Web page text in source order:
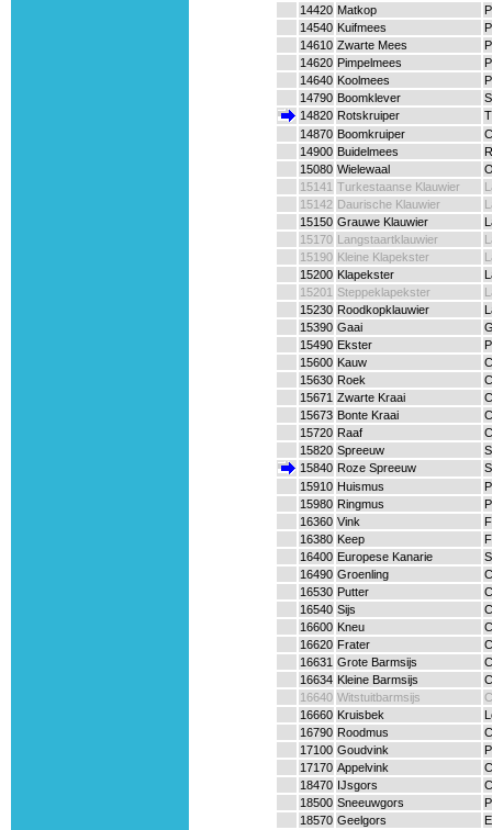
14420 Matkop
14540 Kuifmees
14610 Zwarte Mees
14620 Pimpelmees
14640 Koolmees
14790 Boomklever
14820 Rotskruiper
14870 Boomkruiper
14900 Buidelmees
15080 Wielewaal
15141 Turkestaanse Klauwier
15142 Daurische Klauwier
15150 Grauwe Klauwier
15170 Langstaartklauwier
15190 Kleine Klapekster
15200 Klapekster
15201 Steppeklapekster
15230 Roodkopklauwier
15390 Gaai
15490 Ekster
15600 Kauw
15630 Roek
15671 Zwarte Kraai
15673 Bonte Kraai
15720 Raaf
15820 Spreeuw
15840 Roze Spreeuw
15910 Huismus
15980 Ringmus
16360 Vink
16380 Keep
16400 Europese Kanarie
16490 Groenling
16530 Putter
16540 Sijs
16600 Kneu
16620 Frater
16631 Grote Barmsijs
16634 Kleine Barmsijs
16640 Witstuitbarmsijs
16660 Kruisbek
16790 Roodmus
17100 Goudvink
17170 Appelvink
18470 IJsgors
18500 Sneeuwgors
18570 Geelgors